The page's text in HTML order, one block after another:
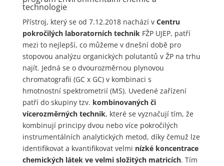
technologie
Přístroj, který se od 7.12.2018 nachází v Centru
pokročilých laboratorních technikFŽP UJEP, patří
mezi to nejlepší, co můžeme v dnešní době pro
stopovou analýzu organických polutantů v ŽP na trhu
najít. Jedná se o dvourozměrnou plynovou
chromatografii (GC x GC) v kombinaci s
hmotnostní spektrometrií (MS). Uvedené zařízení
patří do skupiny tzv. kombinovaných či
vícerozměrných technik, které se vyznačují tím, že
kombinují principy dvou nebo více pokročilých
instrumentálních analytických metod, díky čemuž lze
identifikovat a kvantifikovat velmi nízké koncentrace
chemických látek ve velmi složitých matricích. Tím